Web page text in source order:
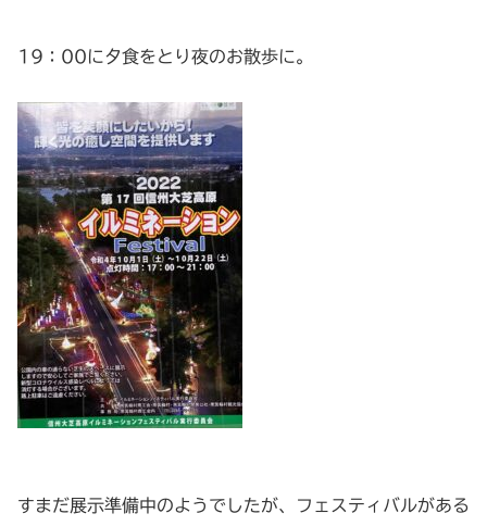
19：00に夕食をとり夜のお散歩に。
すまだ展示準備中のようでしたが、フェスティバルがある